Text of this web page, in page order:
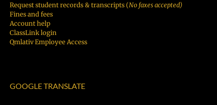
Request student records & transcripts (No faxes accepted)
Fines and fees
Account help
ClassLink login
Qmlativ Employee Access
GOOGLE TRANSLATE